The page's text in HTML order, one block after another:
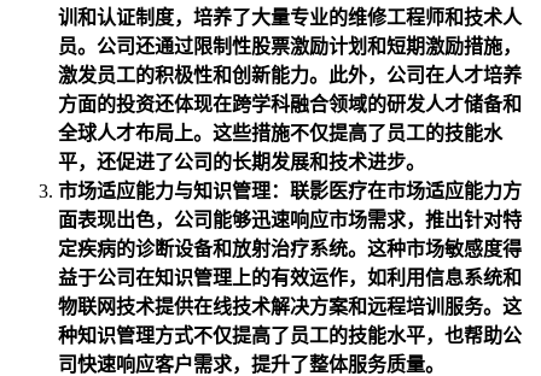
训和认证制度，培养了大量专业的维修工程师和技术人
员。公司还通过限制性股票激励计划和短期激励措施，
激发员工的积极性和创新能力。此外，公司在人才培养
方面的投资还体现在跨学科融合领域的研发人才储备和
全球人才布局上。这些措施不仅提高了员工的技能水
平，还促进了公司的长期发展和技术进步。
市场适应能力与知识管理：联影医疗在市场适应能力方
面表现出色，公司能够迅速响应市场需求，推出针对特
定疾病的诊断设备和放射治疗系统。这种市场敏感度得
益于公司在知识管理上的有效运作，如利用信息系统和
物联网技术提供在线技术解决方案和远程培训服务。这
种知识管理方式不仅提高了员工的技能水平，也帮助公
司快速响应客户需求，提升了整体服务质量。